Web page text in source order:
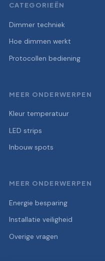
CATEGORIEËN
Dimmer techniek
Hoe dimmen werkt
Protocollen bediening
MEER ONDERWERPEN
Kleur temperatuur
LED strips
Inbouw spots
MEER ONDERWERPEN
Energie besparing
Installatie veiligheid
Overige vragen